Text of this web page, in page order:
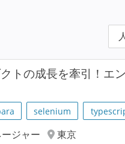
トの成長を牽引！エ
selenium
ジャー
東京